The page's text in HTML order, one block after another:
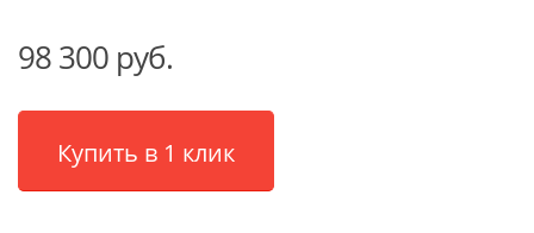
98 300 руб.
Купить в 1 клик